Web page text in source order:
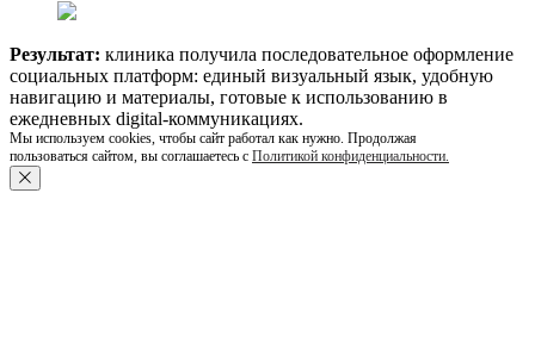
Результат: клиника получила последовательное оформление
социальных платформ: единый визуальный язык, удобную
навигацию и материалы, готовые к использованию в
ежедневных digital-коммуникациях.
Мы используем cookies, чтобы сайт работал как нужно. Продолжая
пользоваться сайтом, вы соглашаетесь с Политикой конфиденциальности.